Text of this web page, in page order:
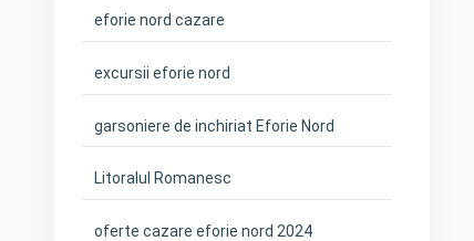
eforie nord cazare
excursii eforie nord
garsoniere de inchiriat Eforie Nord
Litoralul Romanesc
oferte cazare eforie nord 2024